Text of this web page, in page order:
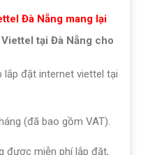
Đà Nẵng mang lại
tại Đà Nẵng cho
lắp đặt internet viettel tại
(đã bao gồm VAT).
được miễn phí lắp đặt,